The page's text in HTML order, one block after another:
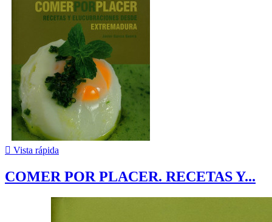
 Vista rápida
COMER POR PLACER. RECETAS Y...